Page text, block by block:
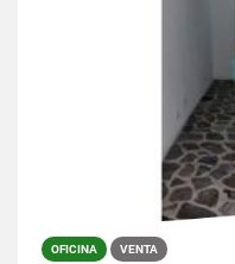
OFICINA VENTA